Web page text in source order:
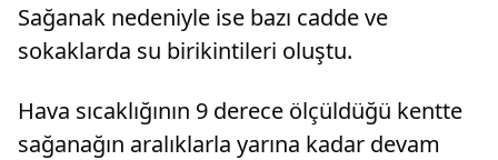
Sağanak nedeniyle ise bazı cadde ve
sokaklarda su birikintileri oluştu.
Hava sıcaklığının 9 derece ölçüldüğü kentte
sağanağın aralıklarla yarına kadar devam